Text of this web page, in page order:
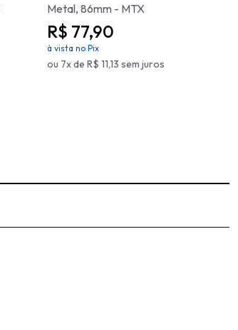
Metal, 86mm - MTX
R$ 77,90
à vista no Pix
ou 7x de R$ 11,13 sem juros